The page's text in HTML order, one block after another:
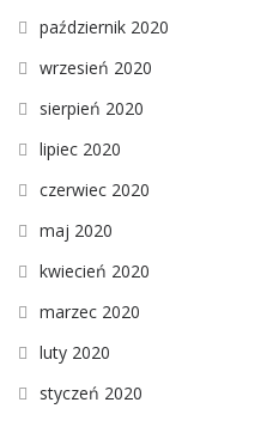
październik 2020
wrzesień 2020
sierpień 2020
lipiec 2020
czerwiec 2020
maj 2020
kwiecień 2020
marzec 2020
luty 2020
styczeń 2020